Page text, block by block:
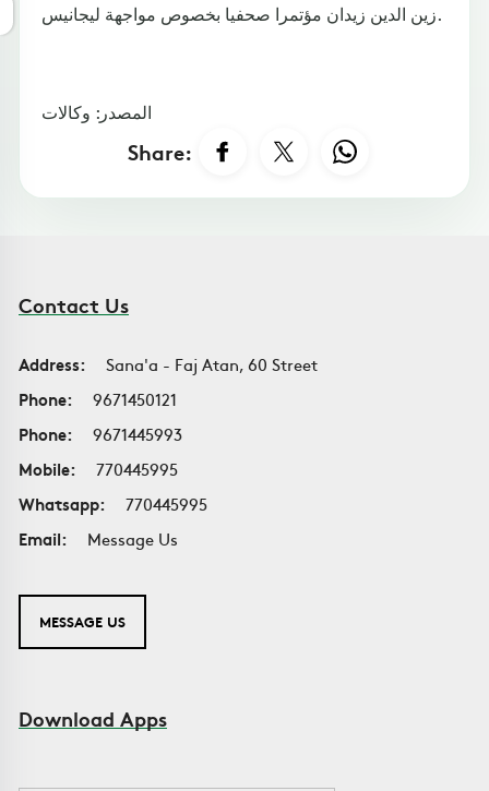
زين الدين زيدان مؤتمرا صحفيا بخصوص مواجهة ليجانيس.
المصدر: وكالات
Share:
Contact Us
Address:
Sana'a - Faj Atan, 60 Street
Phone:
9671450121
Phone:
9671445993
Mobile:
770445995
Whatsapp:
770445995
Email:
Message Us
MESSAGE US
Download Apps